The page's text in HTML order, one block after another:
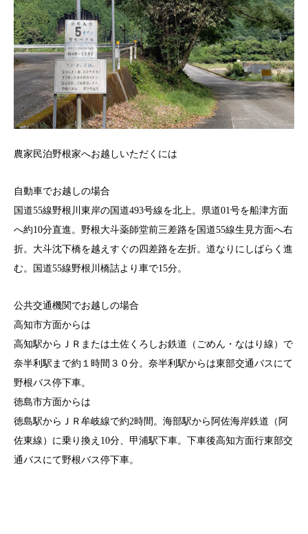
農家民泊野根家へお越しいただくには
自動車でお越しの場合
国道55線野根川東岸の国道493号線を北上。県道01号を船津方面
へ約10分直進。野根大斗薬師堂前三差路を国道55線生見方面へ右
折。大斗沈下橋を越えすぐの四差路を左折。道なりにしばらく進
む。国道55線野根川橋詰より車で15分。
公共交通機関でお越しの場合
高知市方面からは
高知駅からＪＲまたは土佐くろしお鉄道（ごめん・なはり線）で
奈半利駅まで約１時間３０分。奈半利駅からは東部交通バスにて
野根バス停下車。
徳島市方面からは
徳島駅からＪＲ牟岐線で約2時間。海部駅から阿佐海岸鉄道（阿
佐東線）に乗り換え10分、甲浦駅下車。下車後高知方面行東部交
通バスにて野根バス停下車。